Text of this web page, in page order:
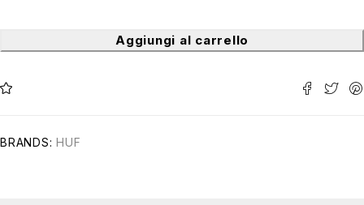
Aggiungi al carrello
BRANDS: HUF